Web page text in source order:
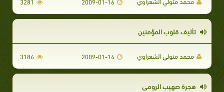
تأليف قلوب المؤمنين
محمد متولي الشعراوي 2009-01-14
3186
هجرة صهيب الرومي